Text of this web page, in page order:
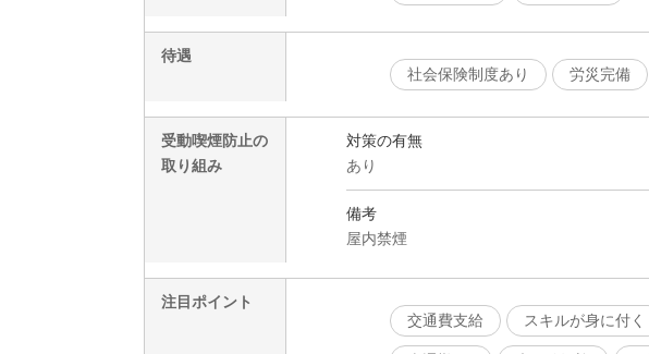
待遇
社会保険制度あり
労災完備
受動喫煙防止の
取り組み
対策の有無
あり
備考
屋内禁煙
注目ポイント
交通費支給
スキルが身に付く